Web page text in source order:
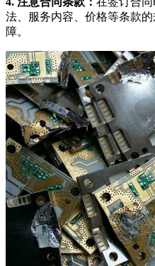
法、服务内容、价格等条款
障。